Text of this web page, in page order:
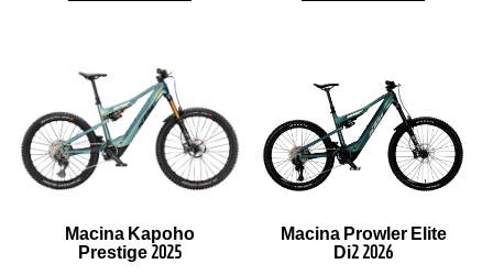
Macina Prowler Elite
Di2 2026
Macina Kapoho
Prestige 2025